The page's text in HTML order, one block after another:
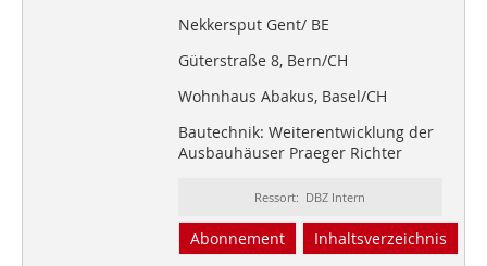
Nekkersput Gent/ BE
Güterstraße 8, Bern/CH
Wohnhaus Abakus, Basel/CH
Bautechnik: Weiterentwicklung der
Ausbauhäuser Praeger Richter
Ressort: DBZ Intern
Abonnement Inhaltsverzeichnis